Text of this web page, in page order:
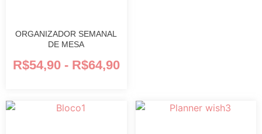
ORGANIZADOR SEMANAL
DE MESA
R$54,90- R$64,90